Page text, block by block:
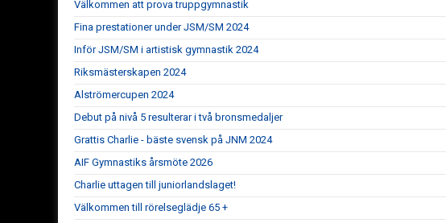
Välkommen att prova truppgymnastik
Fina prestationer under JSM/SM 2024
Inför JSM/SM i artistisk gymnastik 2024
Riksmästerskapen 2024
Alströmercupen 2024
Debut på nivå 5 resulterar i två bronsmedaljer
Grattis Charlie - bäste svensk på JNM 2024
AIF Gymnastiks årsmöte 2026
Charlie uttagen till juniorlandslaget!
Välkommen till rörelseglädje 65 +